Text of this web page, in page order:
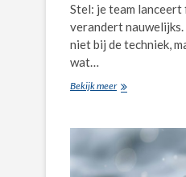
Stel: je team
verandert
niet bij de techniek,
wat…
Bekijk meerZo
waar
business
analyse
echt